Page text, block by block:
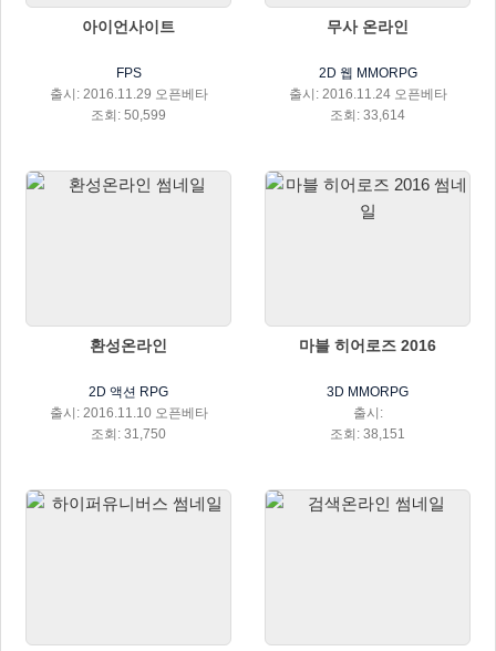
아이언사이트
FPS
출시: 2016.11.29 오픈베타
조회: 50,599
무사 온라인
2D 웹 MMORPG
출시: 2016.11.24 오픈베타
조회: 33,614
환성온라인
2D 액션 RPG
출시: 2016.11.10 오픈베타
조회: 31,750
마블 히어로즈 2016
3D MMORPG
출시:
조회: 38,151